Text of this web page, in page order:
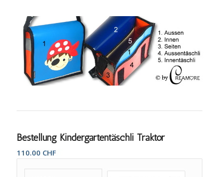
Bestellung Kindergartentäschli Traktor
110.00 CHF